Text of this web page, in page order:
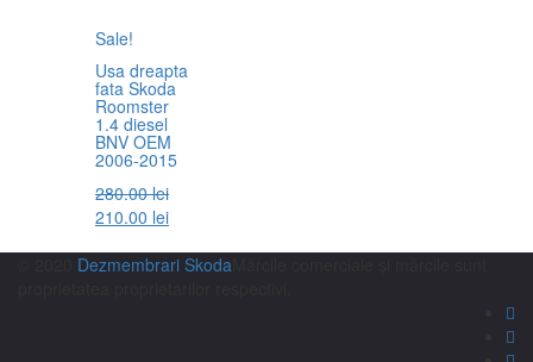
Sale!
Usa dreapta
fata Skoda
Roomster
1.4 diesel
BNV OEM
2006-2015
280.00lei
210.00 lei
Dezmembrari Skoda